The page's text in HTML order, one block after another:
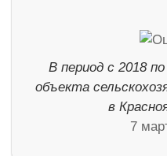
В период с 2018
объекта
в
7